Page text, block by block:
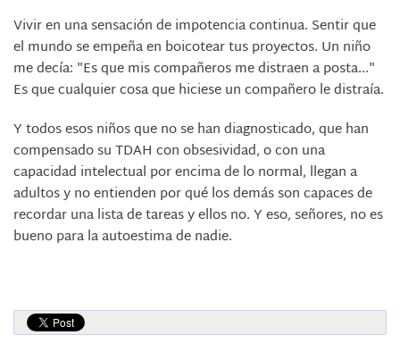
Vivir en una sensación de impotencia continua. Sentir que
el mundo se empeña en boicotear tus proyectos. Un niño
me decía: "Es que mis compañeros me distraen a posta..."
Es que cualquier cosa que hiciese un compañero le distraía.
Y todos esos niños que no se han diagnosticado, que han
compensado su TDAH con obsesividad, o con una
capacidad intelectual por encima de lo normal, llegan a
adultos y no entienden por qué los demás son capaces de
recordar una lista de tareas y ellos no. Y eso, señores, no es
bueno para la autoestima de nadie.